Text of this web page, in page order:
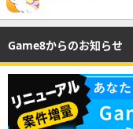
Game8からのお知らせ